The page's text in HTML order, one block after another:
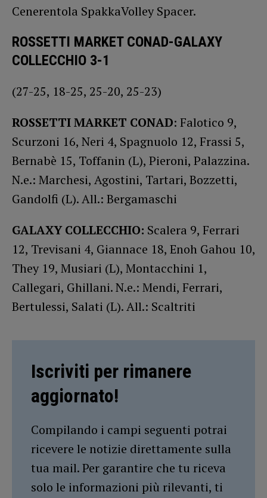
Cenerentola SpakkaVolley Spacer.
ROSSETTI MARKET CONAD-GALAXY
COLLECCHIO 3-1
(27-25, 18-25, 25-20, 25-23)
ROSSETTI MARKET CONAD: Falotico 9,
Scurzoni 16, Neri 4, Spagnuolo 12, Frassi 5,
Bernabè 15, Toffanin (L), Pieroni, Palazzina.
N.e.: Marchesi, Agostini, Tartari, Bozzetti,
Gandolfi (L). All.: Bergamaschi
GALAXY COLLECCHIO: Scalera 9, Ferrari
12, Trevisani 4, Giannace 18, Enoh Gahou 10,
They 19, Musiari (L), Montacchini 1,
Callegari, Ghillani. N.e.: Mendi, Ferrari,
Bertulessi, Salati (L). All.: Scaltriti
Iscriviti per rimanere
aggiornato!
Compilando i campi seguenti potrai
ricevere le notizie direttamente sulla
tua mail. Per garantire che tu riceva
solo le informazioni più rilevanti, ti